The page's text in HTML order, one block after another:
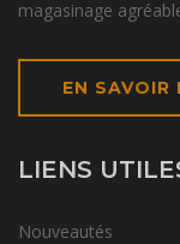
magasinage
EN SAVOIR
LIENS
Nouveautés